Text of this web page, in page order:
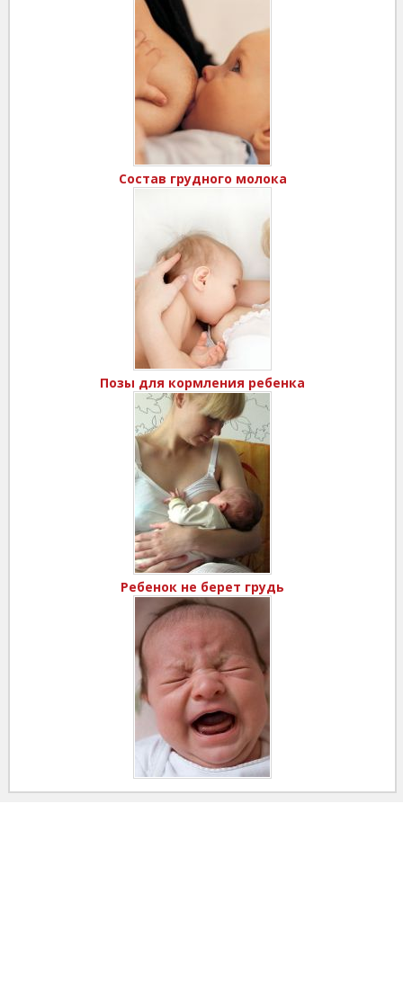
Состав грудного молока
Позы для кормления ребенка
Ребенок не берет грудь